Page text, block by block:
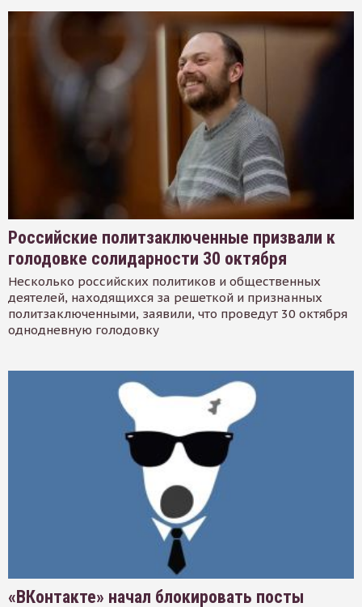
Российские политзаключенные призвали к
голодовке солидарности 30 октября
Несколько российских политиков и общественных
деятелей, находящихся за решеткой и признанных
политзаключенными, заявили, что проведут 30 октября
однодневную голодовку
«ВКонтакте» начал блокировать посты